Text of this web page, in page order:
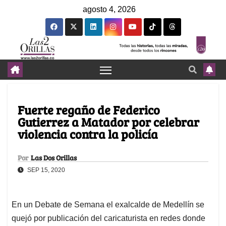
agosto 4, 2026
Fuerte regaño de Federico
Gutierrez a Matador por celebrar
violencia contra la policía
Por Las Dos Orillas
SEP 15, 2020
En un Debate de Semana el exalcalde de Medellín se
quejó por publicación del caricaturista en redes donde